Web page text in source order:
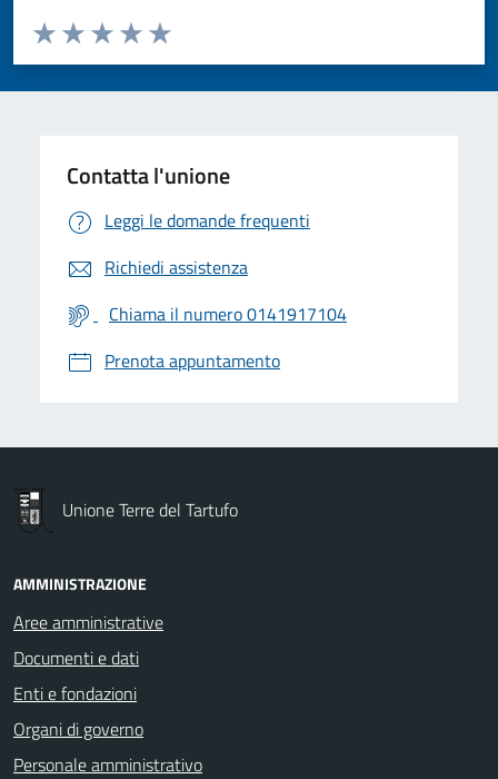
Valuta da 1 a 5 stelle la pagina
Valuta 5 stelle su 5
Valuta 4 stelle su 5
Valuta 3 stelle su 5
Valuta 2 stelle su 5
Valuta 1 stelle su 5
Contatta l'unione
Leggi le domande frequenti
Richiedi assistenza
Chiama il numero 0141917104
Prenota appuntamento
Unione Terre del Tartufo
AMMINISTRAZIONE
Aree amministrative
Documenti e dati
Enti e fondazioni
Organi di governo
Personale amministrativo